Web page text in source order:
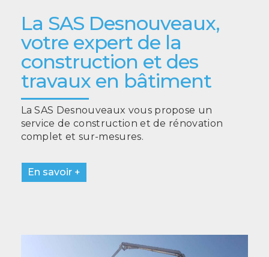
La SAS Desnouveaux,
votre expert de la
construction et des
travaux en bâtiment
La SAS Desnouveaux vous propose un
service de construction et de rénovation
complet et sur-mesures.
En savoir +